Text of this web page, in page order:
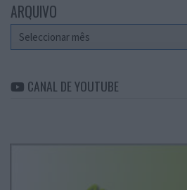
ARQUIVO
Arquivo
CANAL DE YOUTUBE